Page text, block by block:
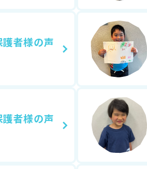
護者様の声
護者様の声